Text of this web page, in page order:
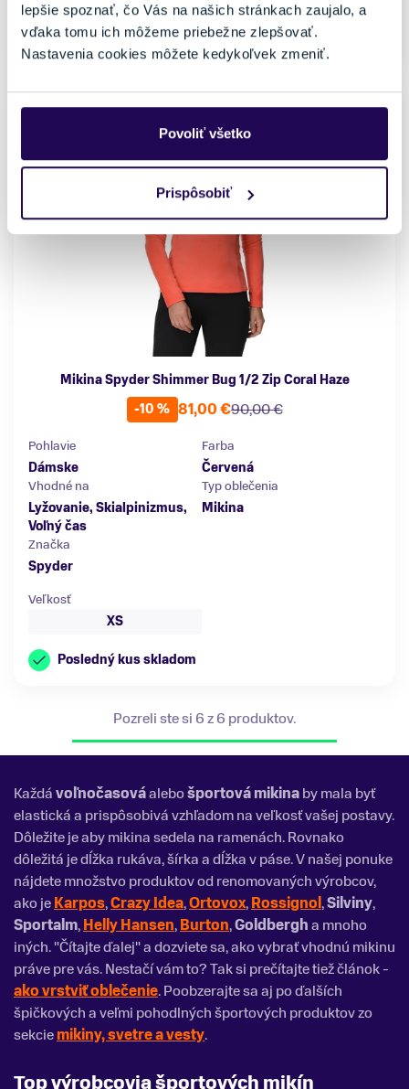
lepšie spoznať, čo Vás na našich stránkach zaujalo, a
vďaka tomu ich môžeme priebežne zlepšovať.
Nastavenia cookies môžete kedykoľvek zmeniť.
Povoliť všetko
Prispôsobiť
Veľkosť
M
Mikina Spyder Shimmer Bug 1/2 Zip Coral Haze
-10 %
90,00 €
81,00 €
Pohlavie
Dámske
Farba
Červená
Vhodné na
Lyžovanie, Skialpinizmus,
Voľný čas
Typ oblečenia
Mikina
Značka
Spyder
Veľkosť
XS
Posledný kus skladom
Pozreli ste si 6 z 6 produktov.
Každávoľnočasováalebošportová mikinaby mala byť
elastická a prispôsobivá vzhľadom na veľkosť vašej postavy.
Dôležite je aby mikina sedela na ramenách. Rovnako
dôležitá je dĺžka rukáva, šírka a dĺžka v páse. V našej ponuke
nájdete množstvo produktov od renomovaných výrobcov,
ako jeKarpos,Crazy Idea,Ortovox,Rossignol,Silviny,
Sportalm,Helly Hansen,Burton,Goldbergha mnoho
iných. "Čítajte ďalej" a dozviete sa, ako vybrať vhodnú mikinu
práve pre vás. Nestačí vám to? Tak si prečítajte tiež článok -
ako vrstviť oblečenie. Poobzerajte sa aj po ďalších
špičkových a veľmi pohodlných športových produktov zo
sekciemikiny, svetre a vesty.
Top výrobcovia športových mikín